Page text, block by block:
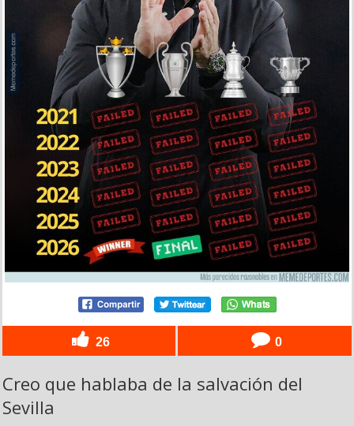
26 0
Creo que hablaba de la salvación del
Sevilla